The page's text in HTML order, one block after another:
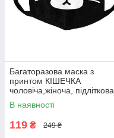
Багаторазова маска з
принтом КІШЕЧКА
чоловіча,жіноча, підліткова
В наявності
119 ₴ 249 ₴